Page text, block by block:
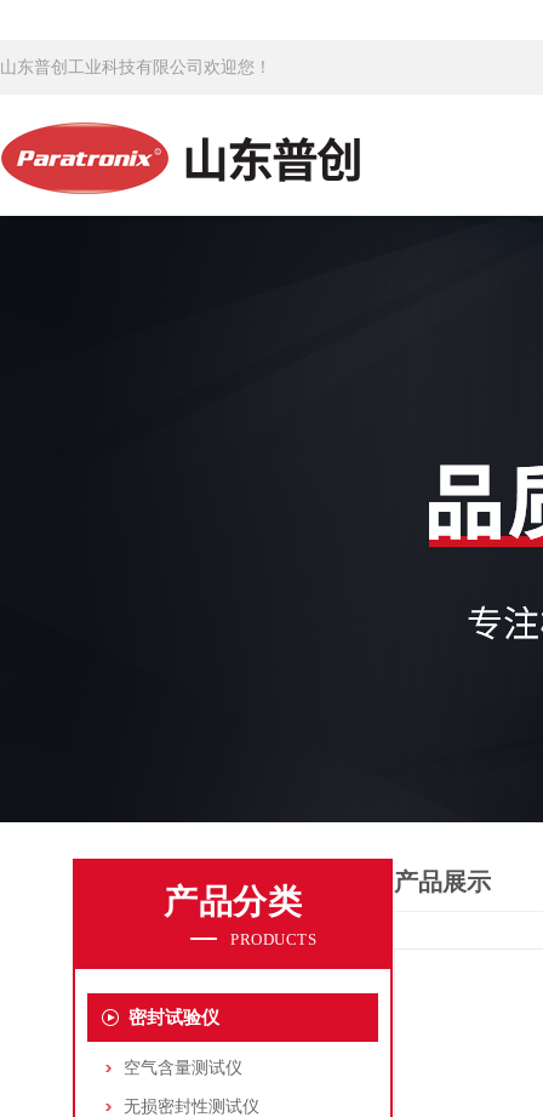
山东普创工业科技有限公司欢迎您！
产品分类
PRODUCTS
密封试验仪
空气含量测试仪
无损密封性测试仪
产品展示